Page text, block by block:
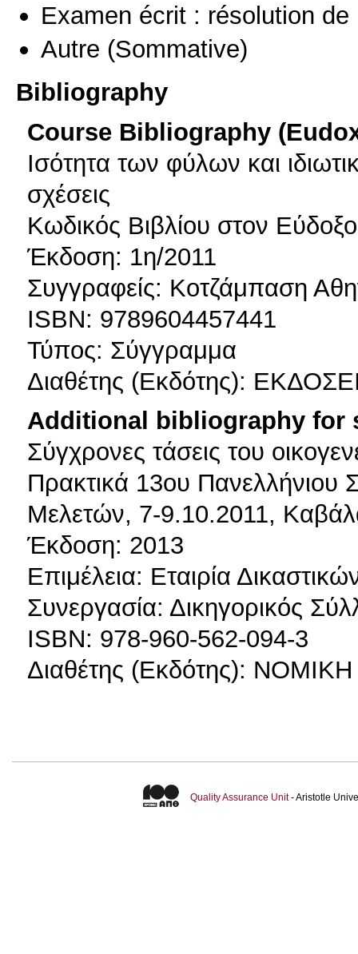
Examen écrit : résolution de
Autre (Sommative)
Bibliography
Course Bibliography
Ισότητα των φύλων και
σχέσεις
Κωδικός Βιβλίου στον
Έκδοση: 1η/2011
Συγγραφείς: Κοτζάμπαση
ISBN: 9789604457441
Τύπος: Σύγγραμμα
Διαθέτης (Εκδότης):
Additional bibliography for
Σύγχρονες τάσεις του
Πρακτικά 13ου Πανελλήνιου
Μελετών, 7-9.10.2011,
Έκδοση: 2013
Επιμέλεια: Εταιρία
Συνεργασία: Δικηγορικός
ISBN: 978-960-562-094-3
Διαθέτης (Εκδότης):
Quality Assurance Unit- Aristotle